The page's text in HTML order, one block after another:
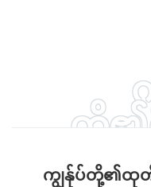
တို့
အင်္
ကျွန်ုပ်တို့၏ထုတ်ကု